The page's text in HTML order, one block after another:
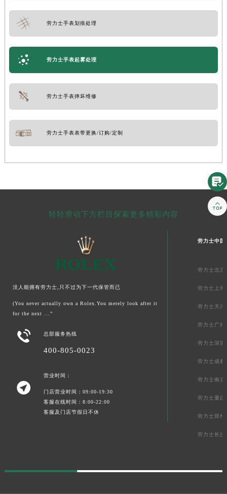
劳力士手表划痕处理
劳力士手表起雾处理
劳力士手表摔坏维修
劳力士手表表带更换/订购/定制
轻轻滑动下方栏目探索更多精彩内容
没人能拥有劳力士,只不过为下一代保管而已
(You never actually own a Rolex.You merely look after it
for the next ...”
 总部服务热线
400-805-0023

营业时间：
门店营业时间：09:00-19:30
客服在线时间：8:00-22:00
客服及门店节假日不休
劳力士中国
劳力士北京
劳力士上海
劳力士天津
劳力士广州
劳力士深圳
劳力士成都
劳力士南京
劳力士重庆
劳力士郑州
劳力士长沙

